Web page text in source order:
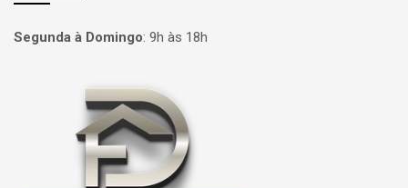
Segunda à Domingo: 9h às 18h
Página inicial